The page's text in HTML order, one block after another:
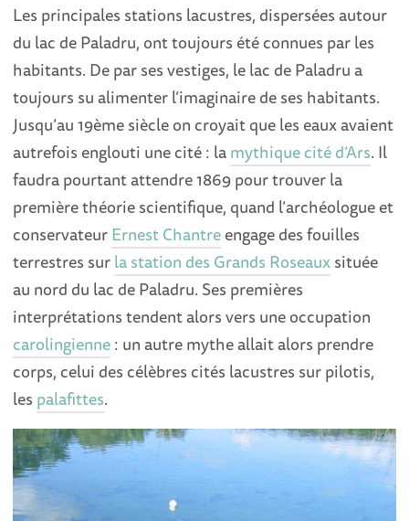
Les principales stations lacustres, dispersées autour
du lac de Paladru, ont toujours été connues par les
habitants. De par ses vestiges, le lac de Paladru a
toujours su alimenter l’imaginaire de ses habitants.
Jusqu’au 19ème siècle on croyait que les eaux avaient
autrefois englouti une cité : lamythique cité d’Ars. Il
faudra pourtant attendre 1869 pour trouver la
première théorie scientifique, quand l’archéologue et
conservateurErnest Chantreengage des fouilles
terrestres surla station des Grands Roseauxsituée
au nord du lac de Paladru. Ses premières
interprétations tendent alors vers une occupation
carolingienne: un autre mythe allait alors prendre
corps, celui des célèbres cités lacustres sur pilotis,
les palafittes.